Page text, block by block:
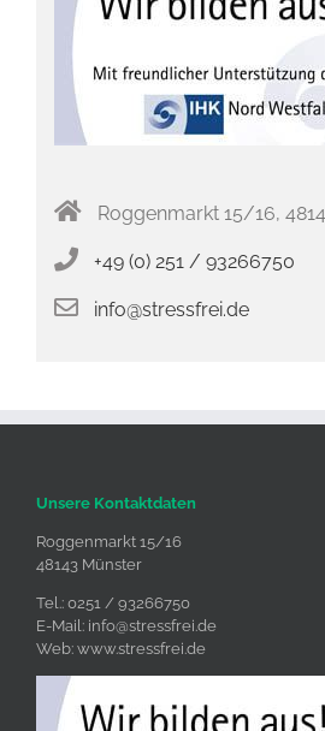
Roggenmarkt 15/16,
+49 (0) 251 / 93266750
info@stressfrei.de
Unsere Kontaktdaten
Roggenmarkt 15/16
48143 Münster
Tel.: 0251 / 93266750
E-Mail: info@stressfrei.de
Web: www.stressfrei.de